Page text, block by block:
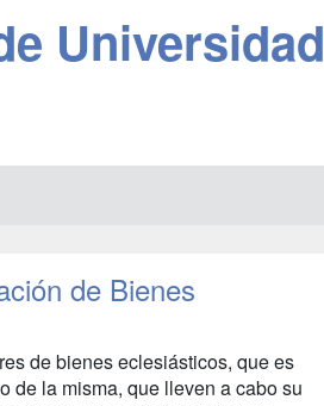
Universidad
de Bienes
de bienes eclesiásticos, que es
de la misma, que lleven a cabo su